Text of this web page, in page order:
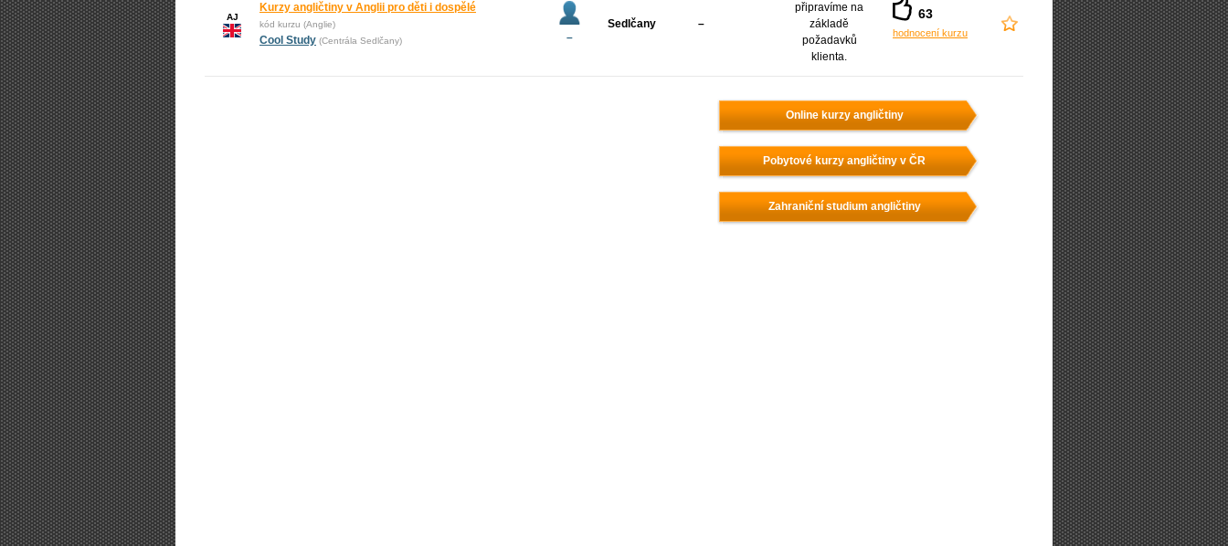
AJ
Kurzy angličtiny v Anglii pro děti i dospělé
kód kurzu (Anglie)
Cool Study (Centrála Sedlčany) –
Sedlčany –
připravíme na
základě
požadavků
klienta.
63
hodnocení kurzu
Online kurzy angličtiny
Pobytové kurzy angličtiny v ČR
Zahraniční studium angličtiny